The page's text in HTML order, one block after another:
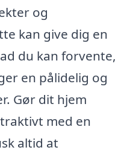
og
kan give dig en
du kan forvente,
en pålidelig og
Gør dit hjem
med en
altid at